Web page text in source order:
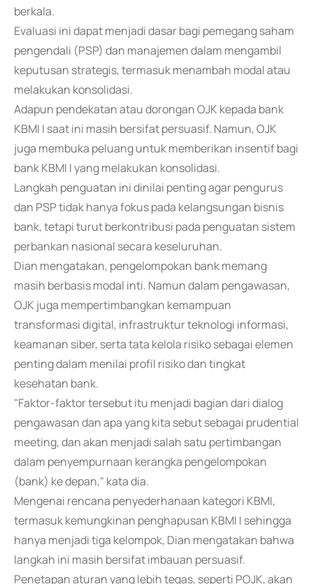
berkala.
Evaluasi ini dapat menjadi dasar bagi pemegang saham
pengendali (PSP) dan manajemen dalam mengambil
keputusan strategis, termasuk menambah modal atau
melakukan konsolidasi.
Adapun pendekatan atau dorongan OJK kepada bank
KBMI I saat ini masih bersifat persuasif. Namun, OJK
juga membuka peluang untuk memberikan insentif bagi
bank KBMI I yang melakukan konsolidasi.
Langkah penguatan ini dinilai penting agar pengurus
dan PSP tidak hanya fokus pada kelangsungan bisnis
bank, tetapi turut berkontribusi pada penguatan sistem
perbankan nasional secara keseluruhan.
Dian mengatakan, pengelompokan bank memang
masih berbasis modal inti. Namun dalam pengawasan,
OJK juga mempertimbangkan kemampuan
transformasi digital, infrastruktur teknologi informasi,
keamanan siber, serta tata kelola risiko sebagai elemen
penting dalam menilai profil risiko dan tingkat
kesehatan bank.
"Faktor-faktor tersebut itu menjadi bagian dari dialog
pengawasan dan apa yang kita sebut sebagai prudential
meeting, dan akan menjadi salah satu pertimbangan
dalam penyempurnaan kerangka pengelompokan
(bank) ke depan," kata dia.
Mengenai rencana penyederhanaan kategori KBMI,
termasuk kemungkinan penghapusan KBMI I sehingga
hanya menjadi tiga kelompok, Dian mengatakan bahwa
langkah ini masih bersifat imbauan persuasif.
Penetapan aturan yang lebih tegas, seperti POJK, akan